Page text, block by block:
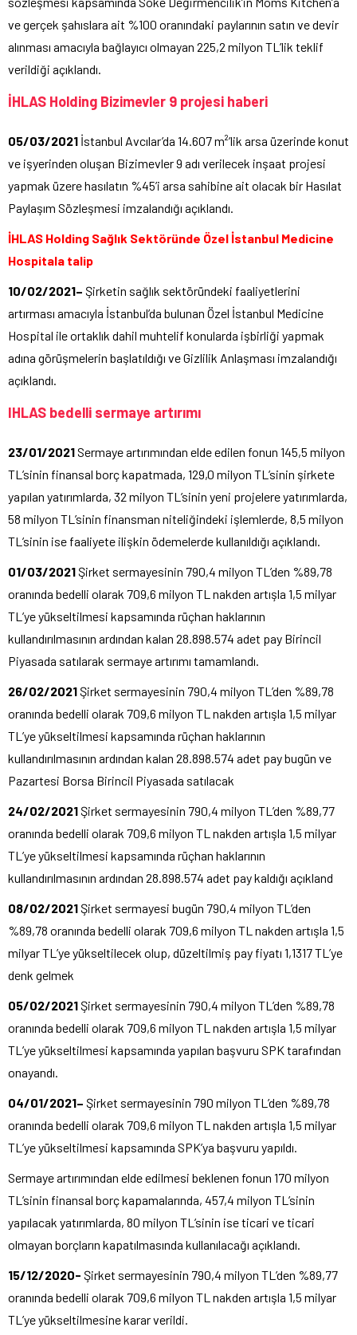
ve gerçek şahıslara ait %100 oranındaki paylarının satın ve devir
alınması amacıyla bağlayıcı olmayan 225,2 milyon TL’lik teklif
verildiği açıklandı.
İHLAS Holding Bizimevler 9 projesi haberi
05/03/2021 İstanbul Avcılar’da 14.607 m²’lik arsa üzerinde konut
ve işyerinden oluşan Bizimevler 9 adı verilecek inşaat projesi
yapmak üzere hasılatın %45’i arsa sahibine ait olacak bir Hasılat
Paylaşım Sözleşmesi imzalandığı açıklandı.
İHLAS Holding Sağlık Sektöründe Özel İstanbul Medicine
Hospitala talip
10/02/2021– Şirketin sağlık sektöründeki faaliyetlerini
artırması amacıyla İstanbul’da bulunan Özel İstanbul Medicine
Hospital ile ortaklık dahil muhtelif konularda işbirliği yapmak
adına görüşmelerin başlatıldığı ve Gizlilik Anlaşması imzalandığı
açıklandı.
IHLAS bedelli sermaye artırımı
23/01/2021Sermaye artırımından elde edilen fonun 145,5 milyon
TL’sinin finansal borç kapatmada, 129,0 milyon TL’sinin şirkete
yapılan yatırımlarda, 32 milyon TL’sinin yeni projelere yatırımlarda,
58 milyon TL’sinin finansman niteliğindeki işlemlerde, 8,5 milyon
TL’sinin ise faaliyete ilişkin ödemelerde kullanıldığı açıklandı.
01/03/2021Şirket sermayesinin 790,4 milyon TL’den %89,78
oranında bedelli olarak 709,6 milyon TL nakden artışla 1,5 milyar
TL’ye yükseltilmesi kapsamında rüçhan haklarının
kullandırılmasının ardından kalan 28.898.574 adet pay Birincil
Piyasada satılarak sermaye artırımı tamamlandı.
26/02/2021Şirket sermayesinin 790,4 milyon TL’den %89,78
oranında bedelli olarak 709,6 milyon TL nakden artışla 1,5 milyar
TL’ye yükseltilmesi kapsamında rüçhan haklarının
kullandırılmasının ardından kalan 28.898.574 adet pay bugün ve
Pazartesi Borsa Birincil Piyasada satılacak
24/02/2021Şirket sermayesinin 790,4 milyon TL’den %89,77
oranında bedelli olarak 709,6 milyon TL nakden artışla 1,5 milyar
TL’ye yükseltilmesi kapsamında rüçhan haklarının
kullandırılmasının ardından 28.898.574 adet pay kaldığı açıkland
08/02/2021Şirket sermayesi bugün 790,4 milyon TL’den
%89,78 oranında bedelli olarak 709,6 milyon TL nakden artışla 1,5
milyar TL’ye yükseltilecek olup, düzeltilmiş pay fiyatı 1,1317 TL’ye
denk gelmek
05/02/2021Şirket sermayesinin 790,4 milyon TL’den %89,78
oranında bedelli olarak 709,6 milyon TL nakden artışla 1,5 milyar
TL’ye yükseltilmesi kapsamında yapılan başvuru SPK tarafından
onayandı.
04/01/2021– Şirket sermayesinin 790 milyon TL’den %89,78
oranında bedelli olarak 709,6 milyon TL nakden artışla 1,5 milyar
TL’ye yükseltilmesi kapsamında SPK’ya başvuru yapıldı.
Sermaye artırımından elde edilmesi beklenen fonun 170 milyon
TL’sinin finansal borç kapamalarında, 457,4 milyon TL’sinin
yapılacak yatırımlarda, 80 milyon TL’sinin ise ticari ve ticari
olmayan borçların kapatılmasında kullanılacağı açıklandı.
15/12/2020- Şirket sermayesinin 790,4 milyon TL’den %89,77
oranında bedelli olarak 709,6 milyon TL nakden artışla 1,5 milyar
TL’ye yükseltilmesine karar verildi.